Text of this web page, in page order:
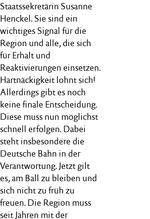
Staatssekretärin Susanne
Henckel. Sie sind ein
wichtiges Signal für die
Region und alle, die sich
für Erhalt und
Reaktivierungen einsetzen.
Hartnäckigkeit lohnt sich!
Allerdings gibt es noch
keine finale Entscheidung.
Diese muss nun möglichst
schnell erfolgen. Dabei
steht insbesondere die
Deutsche Bahn in der
Verantwortung. Jetzt gilt
es, am Ball zu bleiben und
sich nicht zu früh zu
freuen. Die Region muss
seit Jahren mit der